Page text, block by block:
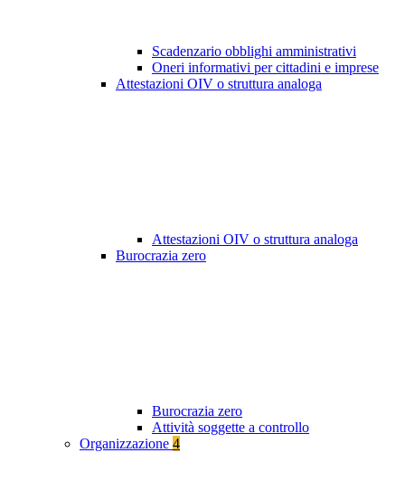
Scadenzario obblighi amministrativi
Oneri informativi per cittadini e imprese
Attestazioni OIV o struttura analoga
Attestazioni OIV o struttura analoga
Burocrazia zero
Burocrazia zero
Attività soggette a controllo
Organizzazione 4